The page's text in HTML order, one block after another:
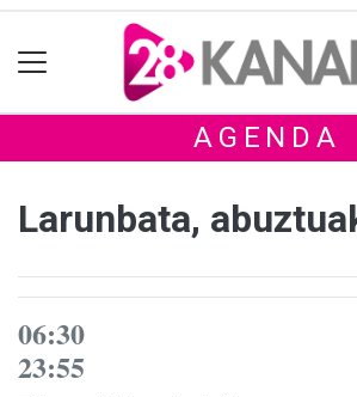
AGENDA
Larunbata,
06:30
23:55